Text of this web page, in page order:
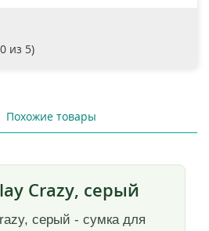
0 из 5)
Похожие товары
Crazy, серый
серый - сумка для